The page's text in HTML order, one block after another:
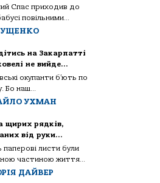
Спас приходив до
повільними...
УЩЕНКО
на Закарпатті
не вийде…
окупанти б’ють по
Бо наш...
УХМАН
щирих рядків,
від руки…
паперові листи були
частиною життя...
ДАЙВЕР